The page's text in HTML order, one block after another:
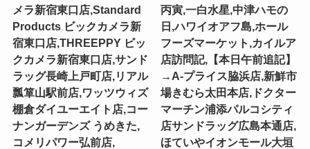
メラ新宿東口店,Standard
Products ビックカメラ新
宿東口店,THREEPPY ビッ
クカメラ新宿東口店,サンド
ラッグ長崎上戸町店,リアル
瓢箪山駅前店,ワッツウィズ
棚倉ダイユーエイト店,コー
ナンガーデンズ うめきた,
コメリパワー弘前店,
丙寅,一白水星,中津ハモの
日,ハワイオアフ島,ホール
フーズマーケット,カイルア
店訪問記,【本日午前追記】
→A-プライス脇浜店,新鮮市
場きむら太田本店,ドクター
マーチン浦添パルコシティ
店サンドラッグ広島本通店,
ほていやイオンモール大垣